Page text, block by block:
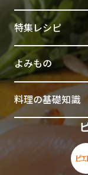
特集レシピ
よみもの
料理の基礎知識